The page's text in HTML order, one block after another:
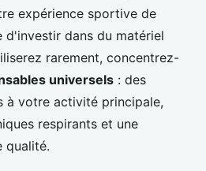
expérience sportive de
d'investir dans du matériel
rarement, concentrez-
universels : des
à votre activité principale,
respirants et une
qualité.